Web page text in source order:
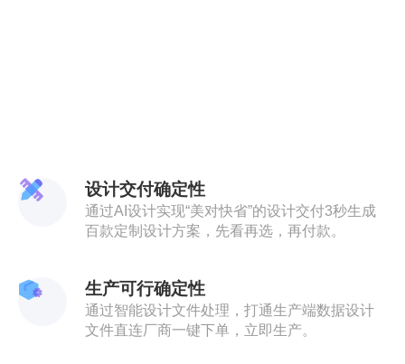
设计交付确定性
通过AI设计实现“美对快省”的设计交付3秒生成
百款定制设计方案，先看再选，再付款。
生产可行确定性
通过智能设计文件处理，打通生产端数据设计
文件直连厂商一键下单，立即生产。